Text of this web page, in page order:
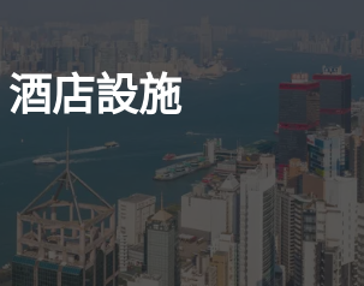
酒店設施